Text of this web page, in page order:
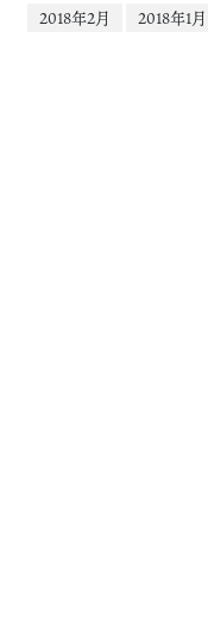
2018年2月
2018年1月